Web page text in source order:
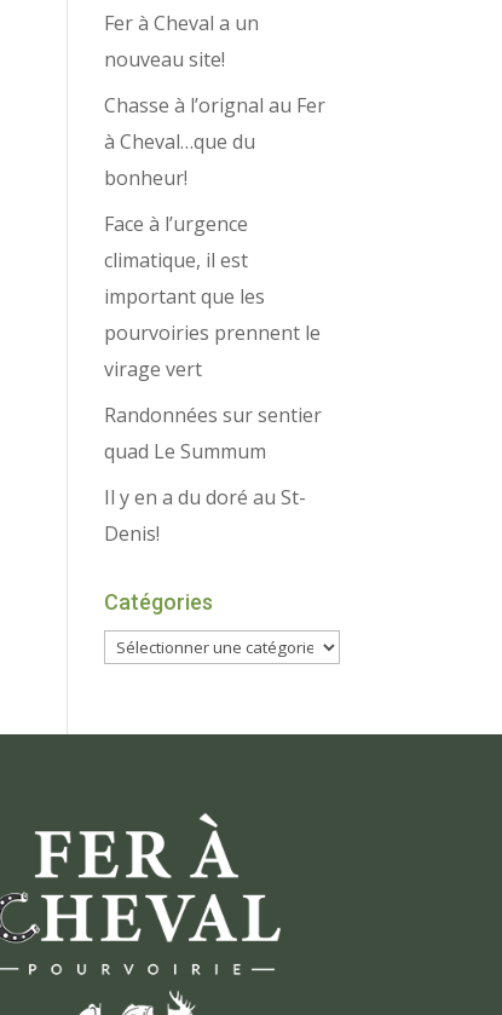
Fer à Cheval a un
nouveau site!
Chasse à l’orignal au Fer
à Cheval…que du
bonheur!
Face à l’urgence
climatique, il est
important que les
pourvoiries prennent le
virage vert
Randonnées sur sentier
quad Le Summum
Il y en a du doré au St-
Denis!
Catégories